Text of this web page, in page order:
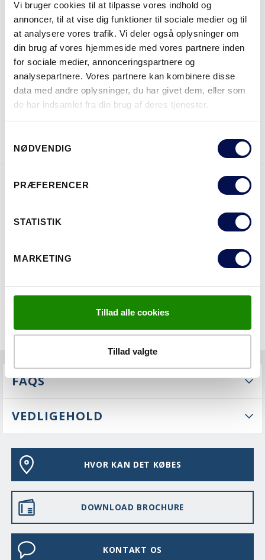
Vi bruger cookies til at tilpasse vores indhold og
annoncer, til at vise dig funktioner til sociale medier og til
at analysere vores trafik. Vi deler også oplysninger om
din brug af vores hjemmeside med vores partnere inden
for sociale medier, annonceringspartnere og
analysepartnere. Vores partnere kan kombinere disse
data med andre oplysninger, du har givet dem, eller som
de har indsamlet fra din brug af deres tjenester.
NØDVENDIG
PRÆFERENCER
STATISTIK
MARKETING
Tillad alle cookies
Tillad valgte
MODULSTØRRELSER
HVOR KAN DET KØBES
DOWNLOAD BROCHURE KONTAKT OS
FAQS
VEDLIGEHOLD
HVOR KAN DET KØBES
DOWNLOAD BROCHURE
KONTAKT OS